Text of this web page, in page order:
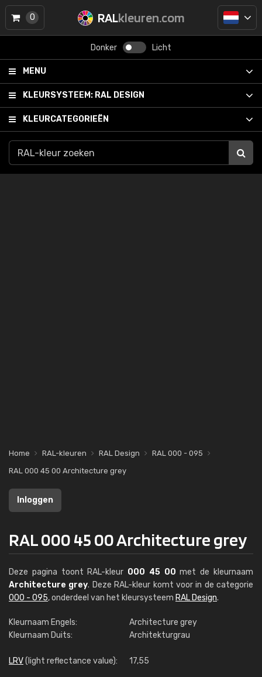
RALkleuren.com
Donker Licht
MENU
KLEURSYSTEEM: RAL DESIGN
KLEURCATEGORIEËN
0
Home RAL-kleuren RAL Design
RAL 000 - 095
RAL 000 45 00 Architecture grey
Inloggen
RAL 000 45 00 Architecture grey
Deze pagina toont RAL-kleur 000 45 00 met de kleurnaam
Architecture grey. Deze RAL-kleur komt voor in de categorie
000 - 095, onderdeel van het kleursysteem RAL Design.
Kleurnaam Engels:
Architecture grey
Kleurnaam Duits:
Architekturgrau
LRV(light reflectance value): 17,55